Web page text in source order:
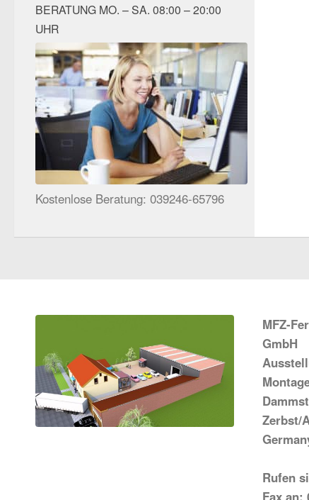
BERATUNG MO. – SA. 08:00 – 20:00
UHR
Kostenlose Beratung: 039246-65796
MFZ-
GmbH
Zerbst/
Rufen
Fax an: